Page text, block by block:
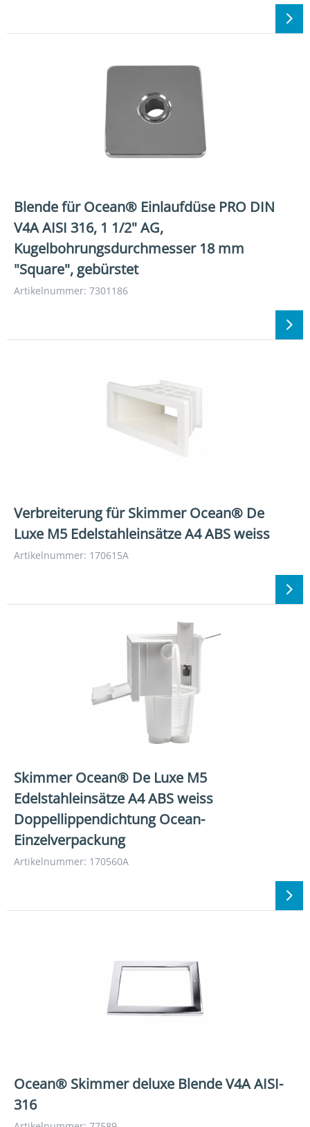
Blende für Ocean® Einlaufdüse PRO DIN
V4A AISI 316, 1 1/2" AG,
Kugelbohrungsdurchmesser 18 mm
"Square", gebürstet
Artikelnummer: 7301186
Verbreiterung für Skimmer Ocean® De
Luxe M5 Edelstahleinsätze A4 ABS weiss
Artikelnummer: 170615A
Skimmer Ocean® De Luxe M5
Edelstahleinsätze A4 ABS weiss
Doppellippendichtung Ocean-
Einzelverpackung
Artikelnummer: 170560A
Ocean® Skimmer deluxe Blende V4A AISI-
316